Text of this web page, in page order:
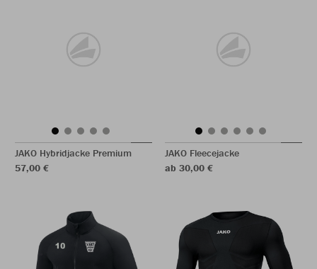
JAKO Hybridjacke Premium
57,00 €
JAKO Fleecejacke
ab 30,00 €